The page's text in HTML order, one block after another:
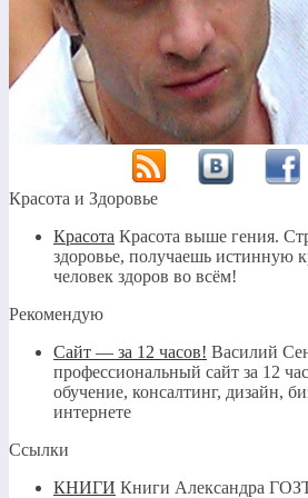
Красота и Здоровье
Красота Красота выше гения.
здоровье, получаешь истинную
человек здоров во всём!
Рекомендую
Сайт — за 12 часов! Василий
профессиональный сайт за 12
обучение, консалтинг, дизайн,
интернете
Ссылки
КНИГИ Книги Александра